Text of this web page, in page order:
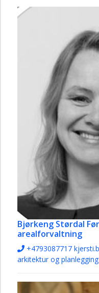
Bjørkeng Størdal
arealforvaltning
+4793087717
arkitektur og planlegging